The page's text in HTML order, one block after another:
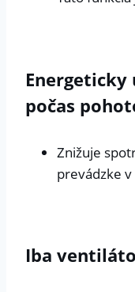
Energeticky
počas
Znižuje
prevádzke
Iba